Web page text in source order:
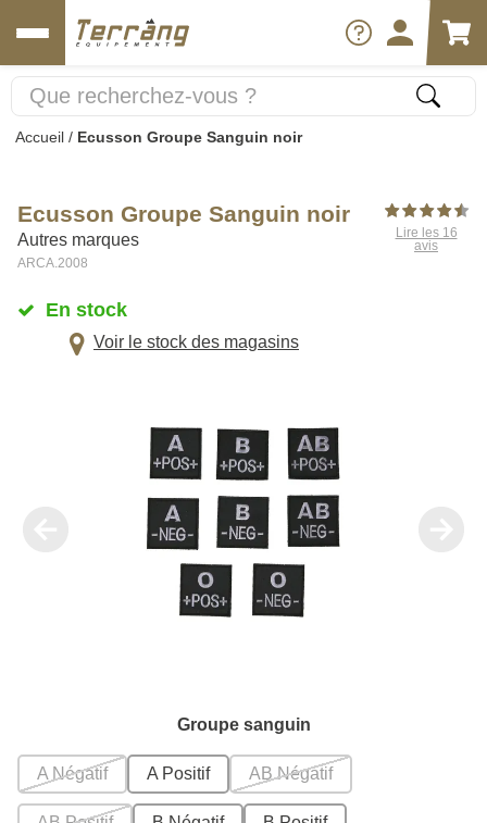
Accueil / Ecusson Groupe Sanguin noir
Ecusson Groupe Sanguin noir
Autres marques
ARCA.2008
Lire les 16
avis
En stock
Voir le stock des magasins
Groupe sanguin
A Négatif A Positif AB Négatif